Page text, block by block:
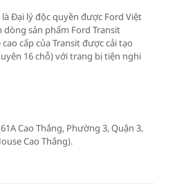
Đại lý độc quyền được Ford Việt
sản phẩm Ford Transit
cấp của Transit được cải tạo
16 chỗ) với trang bị tiện nghi
Cao Thắng, Phường 3, Quận 3,
Cao Thắng).